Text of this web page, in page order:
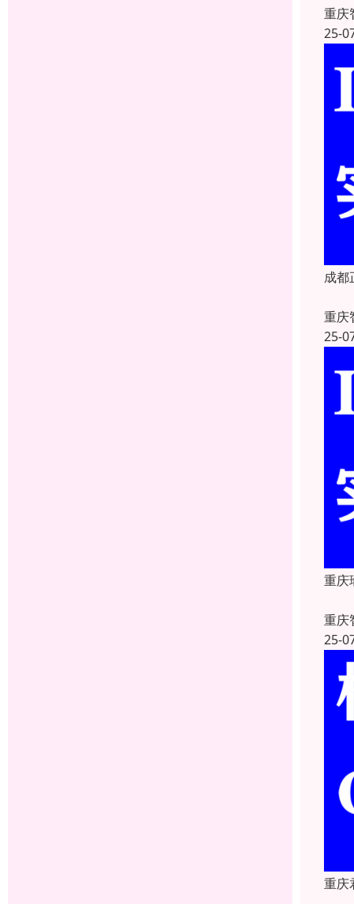
重庆
25-
成都
重庆
25-
重庆
重庆
25-
重庆